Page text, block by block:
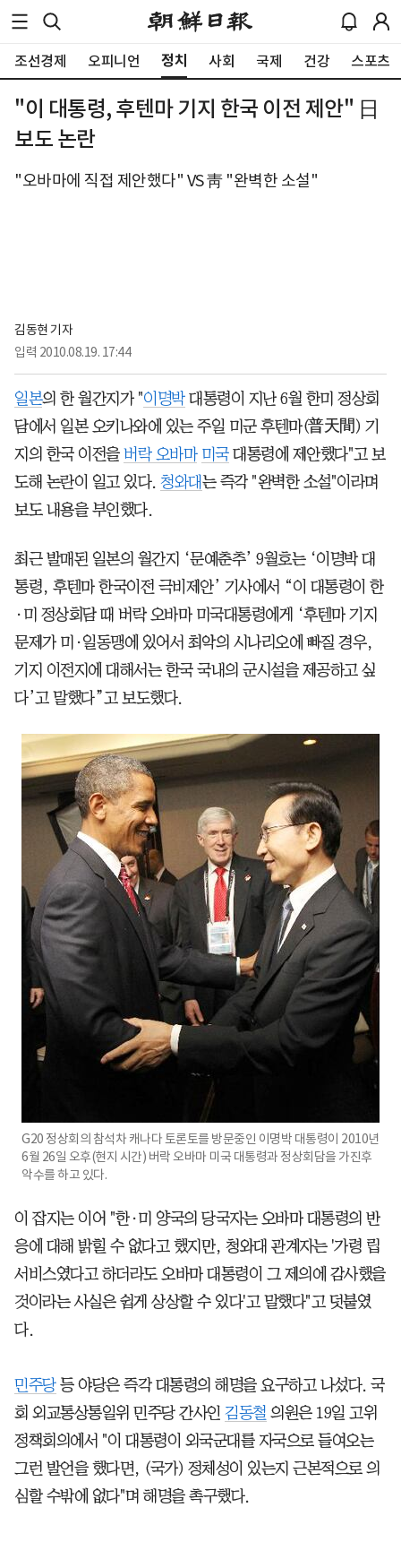
조선경제 오피니언 정치 사회 국제 건강 스포츠
"이 대통령, 후텐마 기지 한국 이전 제안" 日
보도 논란
"오바마에 직접 제안했다" VS 靑 "완벽한 소설"
김동현 기자
입력 2010.08.19. 17:44
일본의 한 월간지가 "이명박대통령이 지난 6월 한미 정상회
담에서 일본 오키나와에 있는 주일 미군 후텐마(普天間) 기
지의 한국 이전을 버락 오바마 미국대통령에 제안했다"고 보
도해 논란이 일고 있다. 청와대는 즉각 "완벽한 소설"이라며
보도 내용을 부인했다.
최근 발매된 일본의 월간지 ‘문예춘추’ 9월호는 ‘이명박 대
통령, 후텐마 한국이전 극비제안’ 기사에서 “이 대통령이 한
·미 정상회담 때 버락 오바마 미국대통령에게 ‘후텐마 기지
문제가 미·일동맹에 있어서 최악의 시나리오에 빠질 경우,
기지 이전지에 대해서는 한국 국내의 군시설을 제공하고 싶
다’고 말했다”고 보도했다.
G20 정상회의 참석차 캐나다 토론토를 방문중인 이명박 대통령이 2010년
6월 26일 오후(현지 시간) 버락 오바마 미국 대통령과 정상회담을 가진후
악수를 하고 있다.
이 잡지는 이어 "한·미 양국의 당국자는 오바마 대통령의 반
응에 대해 밝힐 수 없다고 했지만, 청와대 관계자는 '가령 립
서비스였다고 하더라도 오바마 대통령이 그 제의에 감사했을
것이라는 사실은 쉽게 상상할 수 있다'고 말했다"고 덧붙였
다.
민주당등 야당은 즉각 대통령의 해명을 요구하고 나섰다. 국
회 외교통상통일위 민주당 간사인 김동철 의원은 19일 고위
정책회의에서 "이 대통령이 외국군대를 자국으로 들여오는
그런 발언을 했다면, (국가) 정체성이 있는지 근본적으로 의
심할 수밖에 없다"며 해명을 촉구했다.